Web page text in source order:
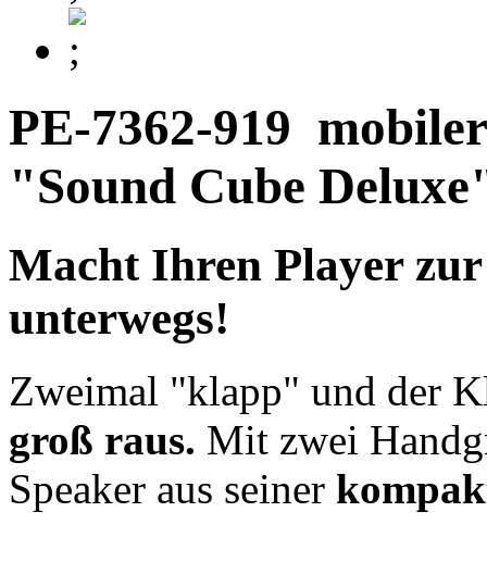
PE-7362-919
"Sound Cube
Macht Ihren Player
unterwegs!
Zweimal "klapp" und der
groß raus. Mit zwei
Speaker aus seiner